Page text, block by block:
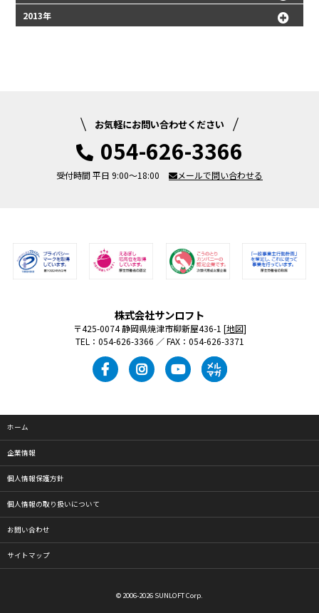
2013年
お気軽にお問い合わせください
054-626-3366
受付時間 平日 9:00～18:00 メールで問い合わせる
株式会社サンロフト
〒425-0074 静岡県焼津市柳新屋436-1 [地図]
TEL：054-626-3366 ／ FAX：054-626-3371
ホーム
企業情報
個人情報保護方針
個人情報の取り扱いについて
お問い合わせ
サイトマップ
© 2006-2026 SUNLOFT Corp.